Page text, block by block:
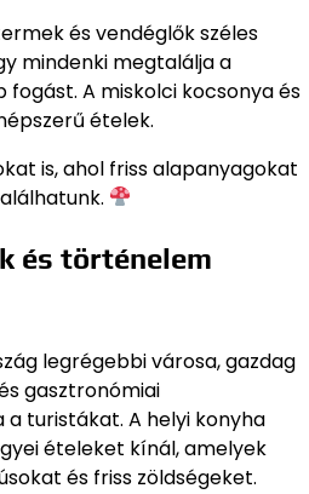
és vendéglők széles
mindenki megtalálja a
A miskolci kocsonya és
ételek.
is, ahol friss alapanyagokat
és történelem
legrégebbi városa, gazdag
gasztronómiai
a turistákat. A helyi konyha
ételeket kínál, amelyek
és friss zöldségeket.